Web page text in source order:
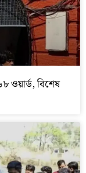
ওয়ার্ড, বিশেষ